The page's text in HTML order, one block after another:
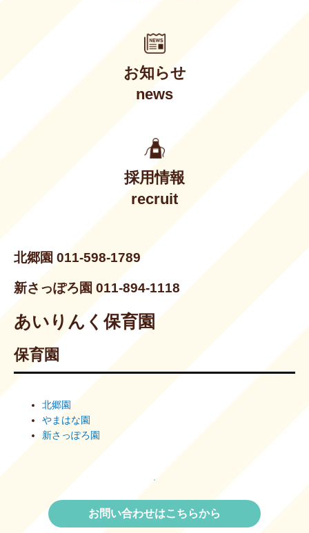
お知らせ
news
採用情報
recruit
北郷園 011-598-1789
新さっぽろ園 011-894-1118
あいりんく保育園
保育園
北郷園
やまはな園
新さっぽろ園
お問い合わせはこちらから